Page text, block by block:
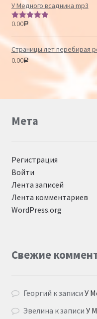
У Медного всадника mp3
Оценка
0.00Р
Страницы лет перебирая
0.00Р
Мета
Регистрация
Войти
Лента записей
Лента комментариев
WordPress.org
Свежие
Георгий к записиУ
Эвелина к записиУ